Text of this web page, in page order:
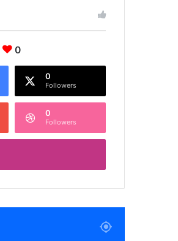
0
0
Followers
0
Followers